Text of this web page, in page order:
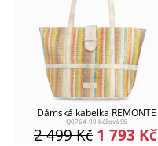
Dámská kabelka REMONTE
Q0764-90 béžová S6
1 793 Kč
2 499Kč